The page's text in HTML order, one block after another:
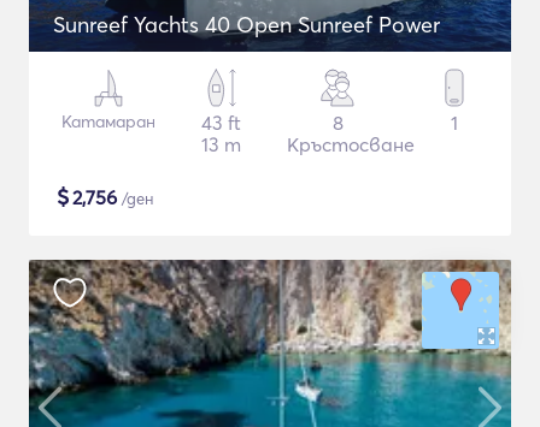
Sunreef Yachts 40 Open Sunreef Power
Катамаран
43 ft
13 m
8
Кръстосване
1
$2,756 /ден